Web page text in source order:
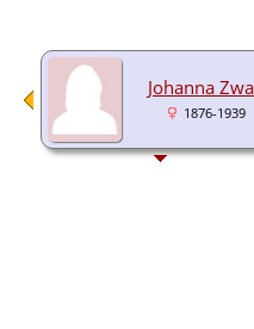
Johanna
1876-1939